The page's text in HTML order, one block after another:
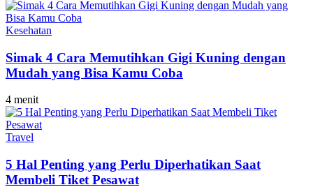
Kesehatan
Simak 4 Cara Memutihkan Gigi Kuning dengan
Mudah yang Bisa Kamu Coba
4 menit
Travel
5 Hal Penting yang Perlu Diperhatikan Saat
Membeli Tiket Pesawat